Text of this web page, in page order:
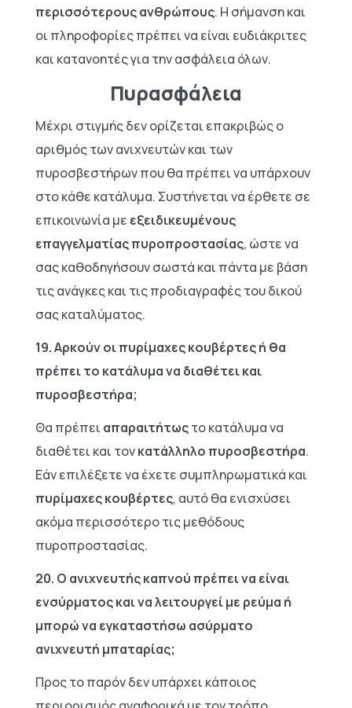
περισσότερους ανθρώπους. Η σήμανση και
οι πληροφορίες πρέπει να είναι ευδιάκριτες
και κατανοητές για την ασφάλεια όλων.
Πυρασφάλεια
Μέχρι στιγμής δεν ορίζεται επακριβώς ο
αριθμός των ανιχνευτών και των
πυροσβεστήρων που θα πρέπει να υπάρχουν
στο κάθε κατάλυμα. Συστήνεται να έρθετε σε
επικοινωνία με εξειδικευμένους
επαγγελματίας πυροπροστασίας, ώστε να
σας καθοδηγήσουν σωστά και πάντα με βάση
τις ανάγκες και τις προδιαγραφές του δικού
σας καταλύματος.
19. Αρκούν οι πυρίμαχες κουβέρτες ή θα
πρέπει το κατάλυμα να διαθέτει και
πυροσβεστήρα;
Θα πρέπει απαραιτήτωςτο κατάλυμα να
διαθέτει και τονκατάλληλο πυροσβεστήρα.
Εάν επιλέξετε να έχετε συμπληρωματικά και
πυρίμαχες κουβέρτες, αυτό θα ενισχύσει
ακόμα περισσότερο τις μεθόδους
πυροπροστασίας.
20. Ο ανιχνευτής καπνού πρέπει να είναι
ενσύρματος και να λειτουργεί με ρεύμα ή
μπορώ να εγκαταστήσω ασύρματο
ανιχνευτή μπαταρίας;
Προς το παρόν δεν υπάρχει κάποιος